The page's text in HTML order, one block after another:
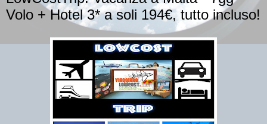
Volo + Hotel 3* a soli 194€, tutto incluso!